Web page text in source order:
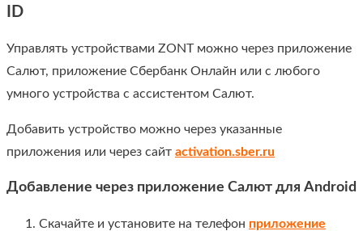
ID
Управлять устройствами ZONT можно через приложение
Салют, приложение Сбербанк Онлайн или с любого
умного устройства с ассистентом Салют.
Добавить устройство можно через указанные
приложения или через сайт activation.sber.ru
Добавление через приложение Салют для Android
Скачайте и установите на телефон приложение